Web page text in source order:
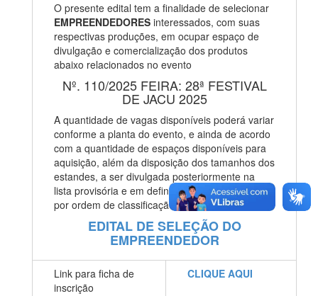
O presente edital tem a finalidade de selecionar
EMPREENDEDORES interessados, com suas
respectivas produções, em ocupar espaço de
divulgação e comercialização dos produtos
abaixo relacionados no evento
Nº. 110/2025 FEIRA: 28ª FESTIVAL
DE JACU 2025
A quantidade de vagas disponíveis poderá variar
conforme a planta do evento, e ainda de acordo
com a quantidade de espaços disponíveis para
aquisição, além da disposição dos tamanhos dos
estandes, a ser divulgada posteriormente na
lista provisória e em definitivo dos selecionados,
por ordem de classificação.
EDITAL DE SELEÇÃO DO
EMPREENDEDOR
Link para ficha de
inscrição
CLIQUE AQUI